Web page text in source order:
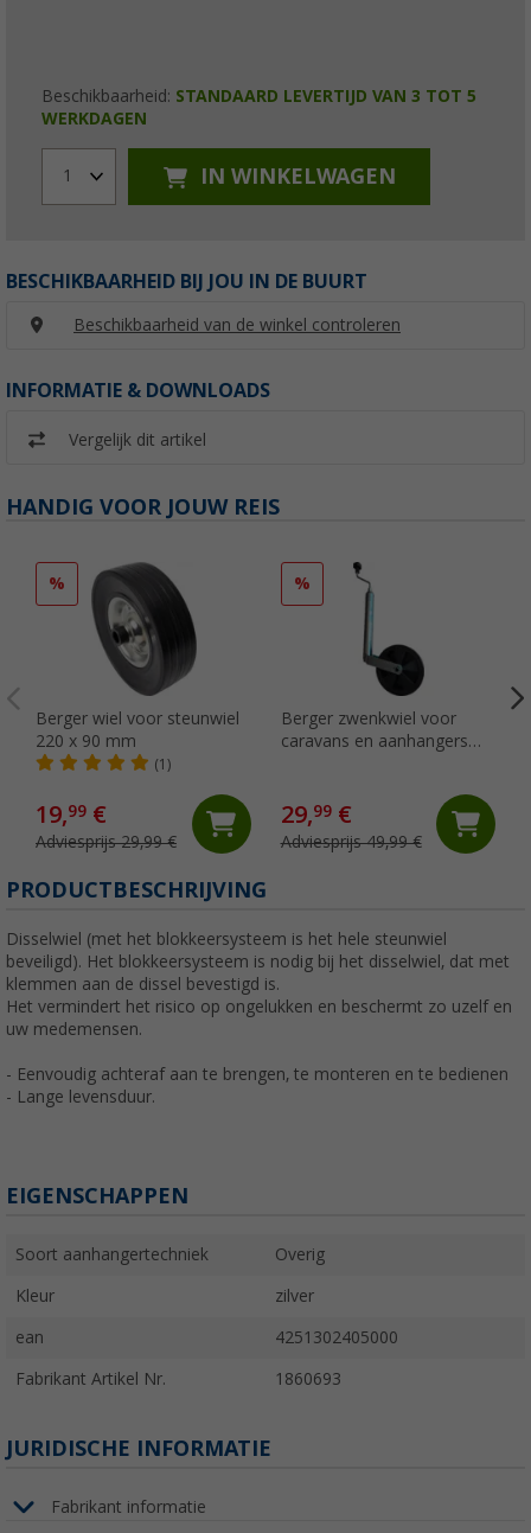
Beschikbaarheid: STANDAARD LEVERTIJD VAN 3 TOT 5
WERKDAGEN
1 IN WINKELWAGEN
BESCHIKBAARHEID BIJ JOU IN DE BUURT
Beschikbaarheid van de winkel controleren
INFORMATIE & DOWNLOADS
Vergelijk dit artikel
HANDIG VOOR JOUW REIS
%
Berger wiel voor steunwiel
220 x 90 mm
(1)
19,99 €
Adviesprijs 29,99 €
%
Berger zwenkwiel voor
caravans en aanhangers
29,99€
Adviesprijs 49,99 €
PRODUCTBESCHRIJVING
Disselwiel (met het blokkeersysteem is het hele steunwiel
beveiligd). Het blokkeersysteem is nodig bij het disselwiel, dat met
klemmen aan de dissel bevestigd is.
Het vermindert het risico op ongelukken en beschermt zo uzelf en
uw medemensen.
- Eenvoudig achteraf aan te brengen, te monteren en te bedienen
- Lange levensduur.
EIGENSCHAPPEN
Soort aanhangertechniek Overig
Kleur zilver
ean 4251302405000
Fabrikant Artikel Nr. 1860693
JURIDISCHE INFORMATIE
Fabrikant informatie